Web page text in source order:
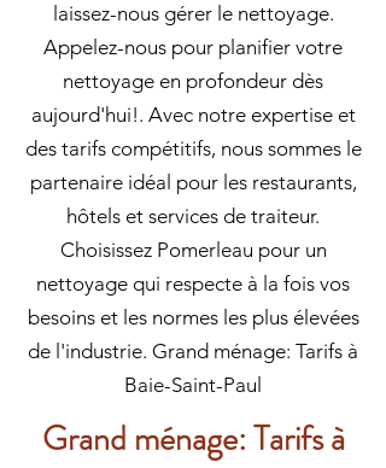
laissez-nous gérer le nettoyage.
Appelez-nous pour planifier votre
nettoyage en profondeur dès
aujourd'hui!. Avec notre expertise et
des tarifs compétitifs, nous sommes le
partenaire idéal pour les restaurants,
hôtels et services de traiteur.
Choisissez Pomerleau pour un
nettoyage qui respecte à la fois vos
besoins et les normes les plus élevées
de l'industrie. Grand ménage: Tarifs à
Baie-Saint-Paul
Grand ménage: Tarifs à